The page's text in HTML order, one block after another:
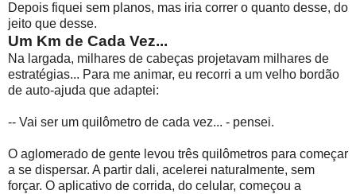
Depois fiquei sem planos, mas iria correr o quanto desse, do
jeito que desse.
Um Km de Cada Vez...
Na largada, milhares de cabeças projetavam milhares de
estratégias... Para me animar, eu recorri a um velho bordão
de auto-ajuda que adaptei:
-- Vai ser um quilômetro de cada vez... - pensei.
O aglomerado de gente levou três quilômetros para começar
a se dispersar. A partir dali, acelerei naturalmente, sem
forçar. O aplicativo de corrida, do celular, começou a